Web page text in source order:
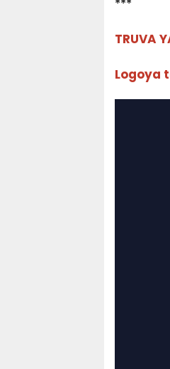
TRUVA
Logoya